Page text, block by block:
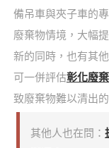
備吊車與夾子車的
廢棄物情境，大幅
新的同時，也有其
可一併評估彰化廢
致廢棄物難以清出的
其他人也在問：